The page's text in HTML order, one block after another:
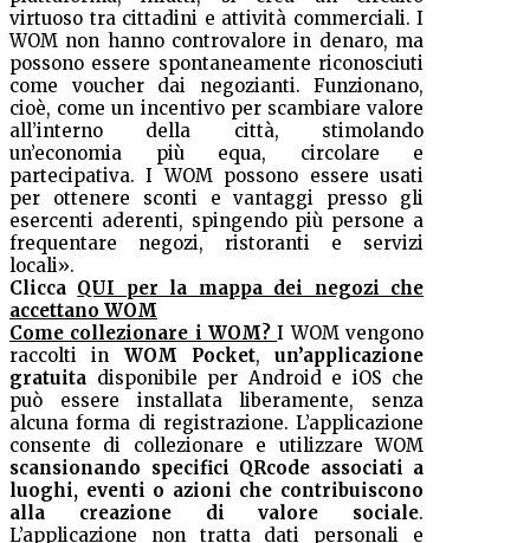
virtuoso tra cittadini e attività commerciali. I
WOM non hanno controvalore in denaro, ma
possono essere spontaneamente riconosciuti
come voucher dai negozianti. Funzionano,
cioè, come un incentivo per scambiare valore
all’interno della città, stimolando
un’economia più equa, circolare e
partecipativa. I WOM possono essere usati
per ottenere sconti e vantaggi presso gli
esercenti aderenti, spingendo più persone a
frequentare negozi, ristoranti e servizi
locali».
Clicca QUI per la mappa dei negozi che
accettano WOM
Come collezionare i WOM?I WOM vengono
raccolti in WOM Pocket, un’applicazione
gratuita disponibile per Android e iOS che
può essere installata liberamente, senza
alcuna forma di registrazione. L’applicazione
consente di collezionare e utilizzare WOM
scansionando specifici QRcode associati a
luoghi, eventi o azioni che contribuiscono
alla creazione di valore sociale.
L’applicazione non tratta dati personali e